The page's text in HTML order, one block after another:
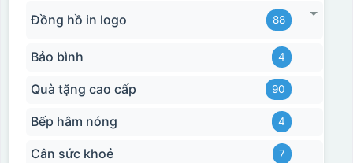
Hộp xi ly sứ
Đồng hồ in logo 88
Bảo bình 4
Quà tặng cao cấp 90
Bếp hâm nóng 4
Cân sức khoẻ 7